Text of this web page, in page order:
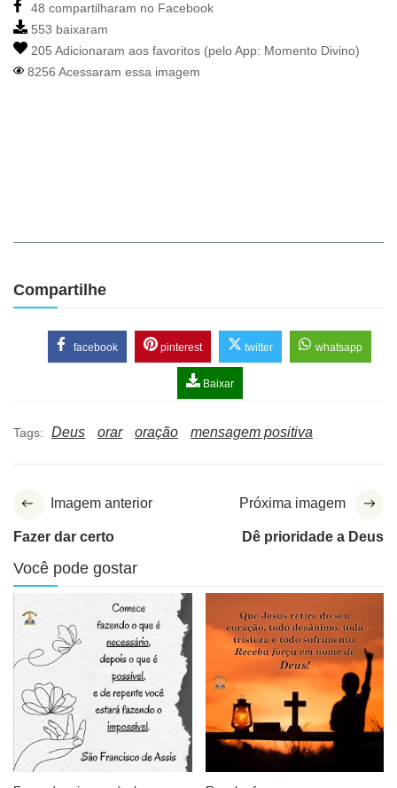
48 compartilharam no Facebook
553 baixaram
205 Adicionaram aos favoritos (pelo App: Momento Divino)
8256 Acessaram essa imagem
Compartilhe
facebook pinterest twitter whatsapp
Baixar
Tags: Deus orar oração mensagem positiva
Imagem anterior
Fazer dar certo
Próxima imagem
Dê prioridade a Deus
Você pode gostar